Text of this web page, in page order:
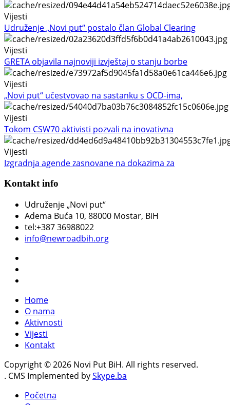
Vijesti
Udruženje „Novi put“ postalo član Global Clearing
Vijesti
GRETA objavila najnoviji izvještaj o stanju borbe
Vijesti
„Novi put“ učestvovao na sastanku s OCD-ima,
Vijesti
Tokom CSW70 aktivisti pozvali na inovativna
Vijesti
Izgradnja agende zasnovane na dokazima za
Kontakt info
Udruženje „Novi put“
Adema Buća 10, 88000 Mostar, BiH
tel:+387 36988022
info@newroadbih.org
Home
O nama
Aktivnosti
Vijesti
Kontakt
Copyright © 2026 Novi Put BiH. All rights reserved.
. CMS Implemented bySkype.ba
Početna